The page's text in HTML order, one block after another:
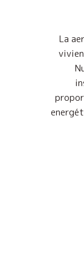
La